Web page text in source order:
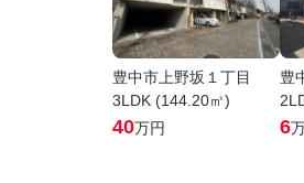
豊中市上野坂１丁目
3LDK (144.20㎡)
40万円
豊
6